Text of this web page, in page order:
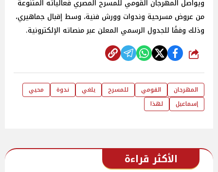
ويواصل المهرجان القومي للمسرح المصري فعالياته المتنوعة
من عروض مسرحية وندوات وورش فنية، وسط إقبال جماهيري،
وذلك وفقًا للجدول الرسمي المعلن عبر منصاته الإلكترونية.
شارك
المهرجان القومي للمسرح يلغي ندوة
محيي
إسماعيل
لهذا
الأكثر قراءة